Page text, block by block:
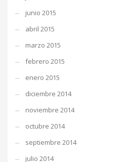
junio 2015
abril 2015
marzo 2015
febrero 2015
enero 2015
diciembre 2014
noviembre 2014
octubre 2014
septiembre 2014
julio 2014